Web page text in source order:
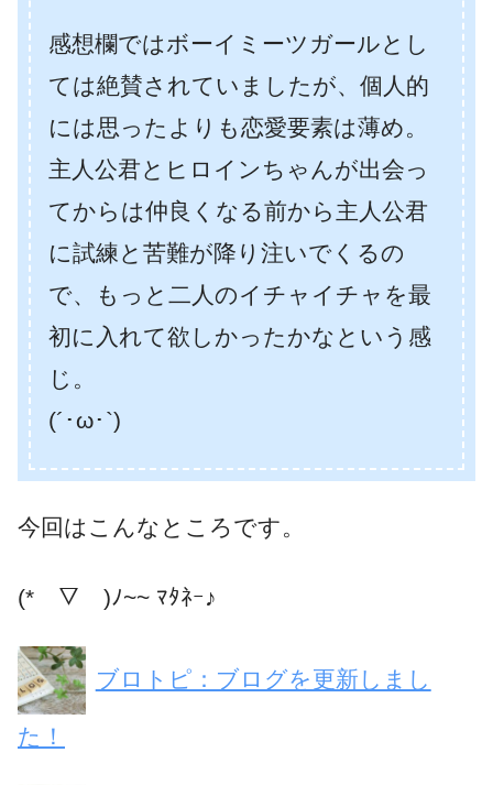
感想欄ではボーイミーツガールとし
ては絶賛されていましたが、個人的
には思ったよりも恋愛要素は薄め。
主人公君とヒロインちゃんが出会っ
てからは仲良くなる前から主人公君
に試練と苦難が降り注いでくるの
で、もっと二人のイチャイチャを最
初に入れて欲しかったかなという感
じ。
(´･ω･`)
今回はこんなところです。
(*￣▽￣)ﾉ~~ ﾏﾀﾈｰ♪
ブロトピ：ブログを更新しまし
た！